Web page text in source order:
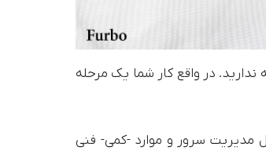
در واقع کار شما یک مرحله
مدیریت سرور و موارد -کمی- فنی